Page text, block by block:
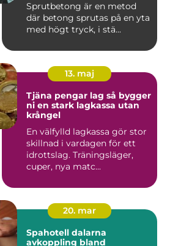
Sprutbetong är en metod
där betong sprutas på en yta
med högt tryck, i stä...
13. maj
Tjäna pengar lag så bygger
ni en stark lagkassa utan
krångel
En välfylld lagkassa gör stor
skillnad i vardagen för ett
idrottslag. Träningsläger,
cuper, nya matc...
20. mar
Spahotell dalarna
avkoppling bland